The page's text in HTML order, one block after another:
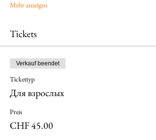
Mehr anzeigen
Tickets
Verkauf beendet
Tickettyp
Для взрослых
Preis
CHF 45.00